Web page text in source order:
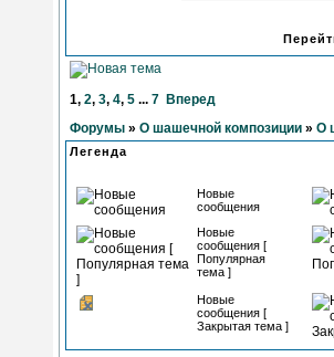
1, 2, 3, 4, 5 ... 7 Вперед
Форумы » О шашечной композиции » О
Легенда
Новые
сообщения
Новые
сообщения [
Популярная
тема ]
Новые
сообщения [
Закрытая тема ]